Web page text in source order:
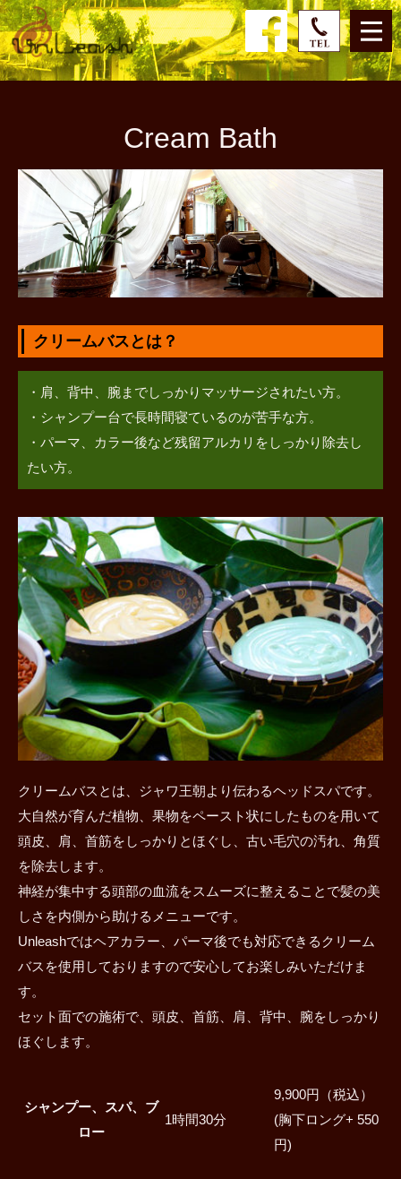
Cream Bath
クリームバスとは？
肩、背中、腕までしっかりマッサージされたい方。
シャンプー台で長時間寝ているのが苦手な方。
パーマ、カラー後など残留アルカリをしっかり除去し
たい方。
クリームバスとは、ジャワ王朝より伝わるヘッドスパです。
大自然が育んだ植物、果物をペースト状にしたものを用いて
頭皮、肩、首筋をしっかりとほぐし、古い毛穴の汚れ、角質
を除去します。
神経が集中する頭部の血流をスムーズに整えることで髪の美
しさを内側から助けるメニューです。
Unleashではヘアカラー、パーマ後でも対応できるクリーム
バスを使用しておりますので安心してお楽しみいただけま
す。
セット面での施術で、頭皮、首筋、肩、背中、腕をしっかり
ほぐします。
シャンプー、スパ、ブ
ロー
1時間30分
9,900円（税込）
(胸下ロング+ 550
円)